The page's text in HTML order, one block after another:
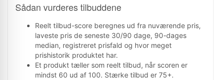
Sådan vurderes tilbuddene
Reelt tilbud-score beregnes ud fra nuværende pris,
laveste pris de seneste 30/90 dage, 90-dages
median, registreret prisfald og hvor meget
prishistorik produktet har.
Et produkt tæller som reelt tilbud, når scoren er
mindst 60 ud af 100. Stærke tilbud er 75+.